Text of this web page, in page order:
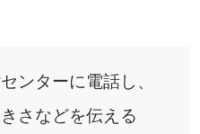
ンターに電話し、
さなどを伝える